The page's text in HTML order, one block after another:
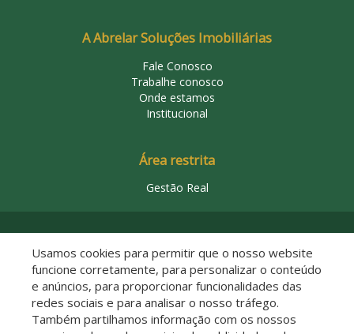
A Abrelar Soluções Imobiliárias
Fale Conosco
Trabalhe conosco
Onde estamos
Institucional
Área restrita
Gestão Real
Usamos cookies para permitir que o nosso website
funcione corretamente, para personalizar o conteúdo
e anúncios, para proporcionar funcionalidades das
redes sociais e para analisar o nosso tráfego.
Também partilhamos informação com os nossos